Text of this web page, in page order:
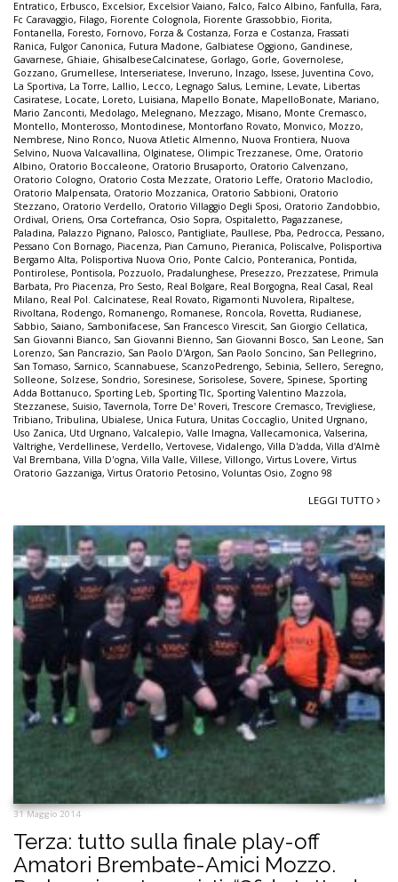
Entratico, Erbusco, Excelsior, Excelsior Vaiano, Falco, Falco Albino, Fanfulla, Fara,
Fc Caravaggio, Filago, Fiorente Colognola, Fiorente Grassobbio, Fiorita,
Fontanella, Foresto, Fornovo, Forza & Costanza, Forza e Costanza, Frassati
Ranica, Fulgor Canonica, Futura Madone, Galbiatese Oggiono, Gandinese,
Gavarnese, Ghiaie, GhisalbeseCalcinatese, Gorlago, Gorle, Governolese,
Gozzano, Grumellese, Interseriatese, Inveruno, Inzago, Issese, Juventina Covo,
La Sportiva, La Torre, Lallio, Lecco, Legnago Salus, Lemine, Levate, Libertas
Casiratese, Locate, Loreto, Luisiana, Mapello Bonate, MapelloBonate, Mariano,
Mario Zanconti, Medolago, Melegnano, Mezzago, Misano, Monte Cremasco,
Montello, Monterosso, Montodinese, Montorfano Rovato, Monvico, Mozzo,
Nembrese, Nino Ronco, Nuova Atletic Almenno, Nuova Frontiera, Nuova
Selvino, Nuova Valcavallina, Olginatese, Olimpic Trezzanese, Ome, Oratorio
Albino, Oratorio Boccaleone, Oratorio Brusaporto, Oratorio Calvenzano,
Oratorio Cologno, Oratorio Costa Mezzate, Oratorio Leffe, Oratorio Maclodio,
Oratorio Malpensata, Oratorio Mozzanica, Oratorio Sabbioni, Oratorio
Stezzano, Oratorio Verdello, Oratorio Villaggio Degli Sposi, Oratorio Zandobbio,
Ordival, Oriens, Orsa Cortefranca, Osio Sopra, Ospitaletto, Pagazzanese,
Paladina, Palazzo Pignano, Palosco, Pantigliate, Paullese, Pba, Pedrocca, Pessano,
Pessano Con Bornago, Piacenza, Pian Camuno, Pieranica, Poliscalve, Polisportiva
Bergamo Alta, Polisportiva Nuova Orio, Ponte Calcio, Ponteranica, Pontida,
Pontirolese, Pontisola, Pozzuolo, Pradalunghese, Presezzo, Prezzatese, Primula
Barbata, Pro Piacenza, Pro Sesto, Real Bolgare, Real Borgogna, Real Casal, Real
Milano, Real Pol. Calcinatese, Real Rovato, Rigamonti Nuvolera, Ripaltese,
Rivoltana, Rodengo, Romanengo, Romanese, Roncola, Rovetta, Rudianese,
Sabbio, Saiano, Sambonifacese, San Francesco Virescit, San Giorgio Cellatica,
San Giovanni Bianco, San Giovanni Bienno, San Giovanni Bosco, San Leone, San
Lorenzo, San Pancrazio, San Paolo D'Argon, San Paolo Soncino, San Pellegrino,
San Tomaso, Sarnico, Scannabuese, ScanzoPedrengo, Sebinia, Sellero, Seregno,
Solleone, Solzese, Sondrio, Soresinese, Sorisolese, Sovere, Spinese, Sporting
Adda Bottanuco, Sporting Leb, Sporting Tlc, Sporting Valentino Mazzola,
Stezzanese, Suisio,Tavernola,Torre De' Roveri,Trescore Cremasco,Trevigliese,
Tribiano,Tribulina, Ubialese, Unica Futura, Unitas Coccaglio, United Urgnano,
Uso Zanica, Utd Urgnano, Valcalepio, Valle Imagna, Vallecamonica, Valserina,
Valtrighe, Verdellinese, Verdello, Vertovese, Vidalengo, Villa D'adda, Villa d'Almè
Val Brembana, Villa D'ogna, Villa Valle, Villese, Villongo, Virtus Lovere, Virtus
Oratorio Gazzaniga, Virtus Oratorio Petosino, Voluntas Osio, Zogno 98
LEGGI TUTTO
31 Maggio 2014
Terza: tutto sulla finale play-off
Amatori Brembate-Amici Mozzo.